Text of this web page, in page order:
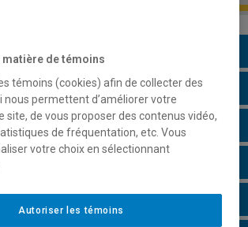
programme
et horaires
matière de témoins
témoins (cookies) afin de collecter des
permettent d’améliorer votre
site, de vous proposer des contenus vidéo,
de fréquentation, etc. Vous
votre choix en sélectionnant
Autoriser les témoins